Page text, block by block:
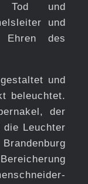
Tod und
und
des
und
beleuchtet.
der
die Leuchter